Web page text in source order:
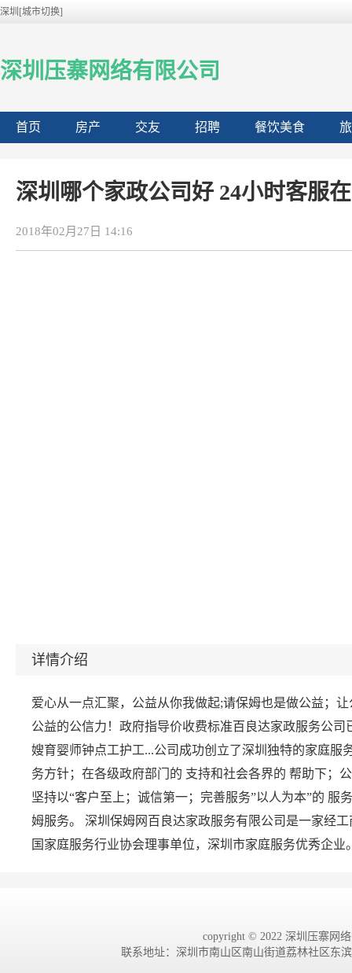
深圳[城市切换]
深圳压寨网络有限公司
首页 房产 交友 招聘 餐饮美食
深圳哪个家政公司好 24小时客服
2018年02月27日 14:16
详情介绍
爱心从一点汇聚，公益从你我做起;请保姆也是做公益；
公益的公信力！政府指导价收费标准百良达家政服务公
嫂育婴师钟点工护工...公司成功创立了深圳独特的家庭服
务方针；在各级政府部门的 支持和社会各界的 帮助下；
坚持以“客户至上；诚信第一；完善服务”以人为本”的
姆服务。 深圳保姆网百良达家政服务有限公司是一家经
国家庭服务行业协会理事单位，深圳市家庭服务优秀企
copyright © 2022 深圳压寨网
联系地址：深圳市南山区南山街道荔林社区东